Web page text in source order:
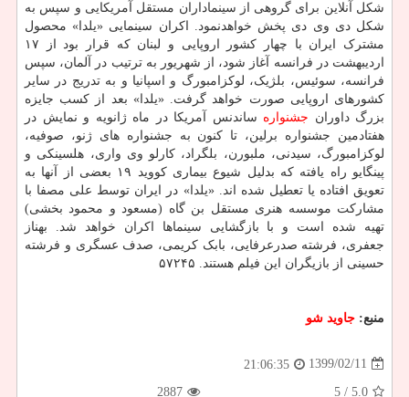
شکل آنلاین برای گروهی از سینماداران مستقل آمریکایی و سپس به
شکل دی وی دی پخش خواهدنمود. اکران سینمایی «یلدا» محصول
مشترک ایران با چهار کشور اروپایی و لبنان که قرار بود از ۱۷
اردیبهشت در فرانسه آغاز شود، از شهریور به ترتیب در آلمان، سپس
فرانسه، سوئیس، بلژیک، لوکزامبورگ و اسپانیا و به تدریج در سایر
کشورهای اروپایی صورت خواهد گرفت. «یلدا» بعد از کسب جایزه
بزرگ داوران جشنواره ساندنس آمریکا در ماه ژانویه و نمایش در
هفتادمین جشنواره برلین، تا کنون به جشنواره های ژنو، صوفیه،
لوکزامبورگ، سیدنی، ملبورن، بلگراد، کارلو وی واری، هلسینکی و
پینگایو راه یافته که بدلیل شیوع بیماری کووید ۱۹ بعضی از آنها به
تعویق افتاده یا تعطیل شده اند. «یلدا» در ایران توسط علی مصفا با
مشارکت موسسه هنری مستقل بن گاه (مسعود و محمود بخشی)
تهیه شده است و با بازگشایی سینماها اکران خواهد شد. بهناز
جعفری، فرشته صدرعرفایی، بابک کریمی، صدف عسگری و فرشته
حسینی از بازیگران این فیلم هستند. ۵۷۲۴۵
منبع: جاوید شو
1399/02/11
21:06:35
5.0
/ 5
2887